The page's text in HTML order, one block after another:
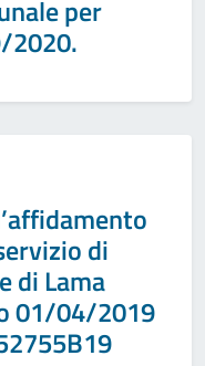
per
2020.
di
di Lama
01/04/2019